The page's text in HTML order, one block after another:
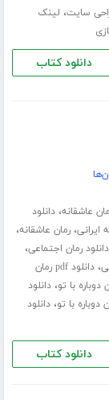
سایت، لینک
دانلود کتاب
عاشقانه،دانلود
ایرانی،رمان عاشقانه،
دانلود رمان اجتماعی،
،
دانلود pdf رمان
با تو،دانلود
دوباره با تو،دانلود
دانلود کتاب